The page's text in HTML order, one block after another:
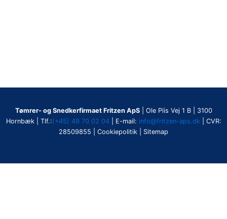
Tømrer- og Snedkerfirmaet Fritzen ApS| Ole Piis Vej 1 B | 3100
Hornbæk | Tlf.:(+45) 49 70 02 04| E-mail: info@fritzen-aps.dk | CVR:
28509855 | Cookiepolitik | Sitemap